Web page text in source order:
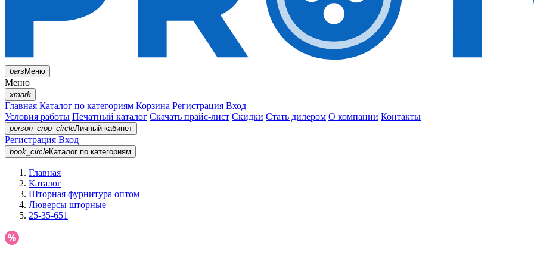
barsМеню
Меню
xmark
Главная Каталог по категориям Корзина Регистрация Вход
Условия работы Печатный каталог Скачать прайс-лист Скидки Стать дилером О компании Контакты
person_crop_circleЛичный кабинет
Регистрация Вход
book_circleКаталог по категориям
Главная
Каталог
Шторная фурнитура оптом
Люверсы шторные
25-35-651